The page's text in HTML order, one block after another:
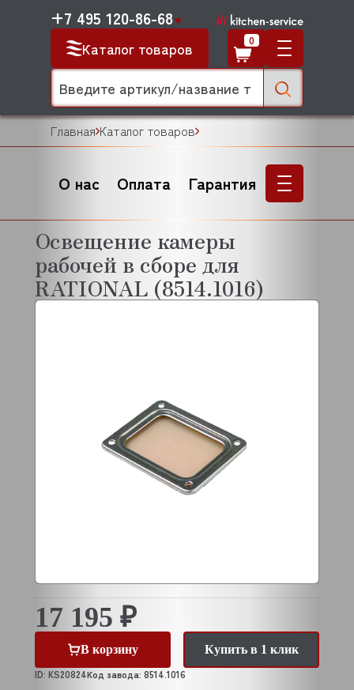
Каталог товаров
+7 495 120-86-68
0
Главная Каталог товаров
О нас Оплата Гарантия
Освещение камеры
рабочей в сборе для
RATIONAL (8514.1016)
17 195 ₽
В корзину
Купить в 1 клик
ID: KS20824Код завода: 8514.1016